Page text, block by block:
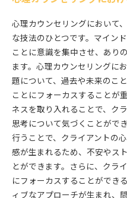
心理カウンセリングにおいて
な技法のひとつです。マイン
ことに意識を集中させ、あり
ます。心理カウンセリングに
題について、過去や未来のこ
ことにフォーカスすることが
ネスを取り入れることで、ク
思考について気づくことがで
行うことで、クライアントの
感が生まれるため、不安やス
とができます。さらに、クラ
にフォーカスすることができ
ィブなアプローチが生まれ、